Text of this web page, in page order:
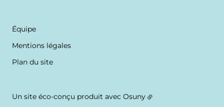
Équipe
Mentions légales
Plan du site
Un site éco-conçu produit avec Osuny